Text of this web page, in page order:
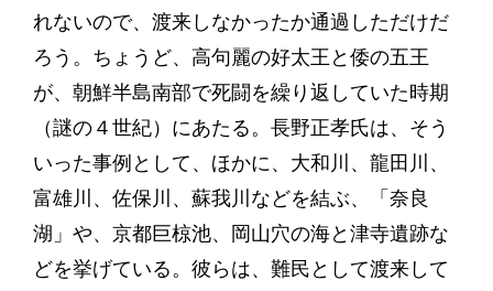
れないので、渡来しなかったか通過しただけだ
ろう。ちょうど、高句麗の好太王と倭の五王
が、朝鮮半島南部で死闘を繰り返していた時期
（謎の４世紀）にあたる。長野正孝氏は、そう
いった事例として、ほかに、大和川、龍田川、
富雄川、佐保川、蘇我川などを結ぶ、「奈良
湖」や、京都巨椋池、岡山穴の海と津寺遺跡な
どを挙げている。彼らは、難民として渡来して